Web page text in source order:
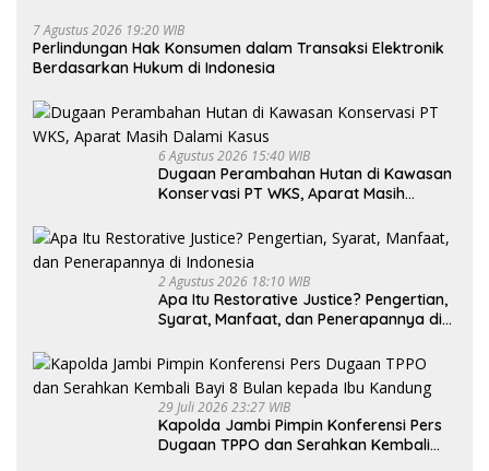
7 Agustus 2026 19:20 WIB
Perlindungan Hak Konsumen dalam Transaksi Elektronik
Berdasarkan Hukum di Indonesia
6 Agustus 2026 15:40 WIB
Dugaan Perambahan Hutan di Kawasan
Konservasi PT WKS, Aparat Masih
2 Agustus 2026 18:10 WIB
Apa Itu Restorative Justice? Pengertian,
Syarat, Manfaat, dan Penerapannya di
29 Juli 2026 23:27 WIB
Kapolda Jambi Pimpin Konferensi Pers
Dugaan TPPO dan Serahkan Kembali